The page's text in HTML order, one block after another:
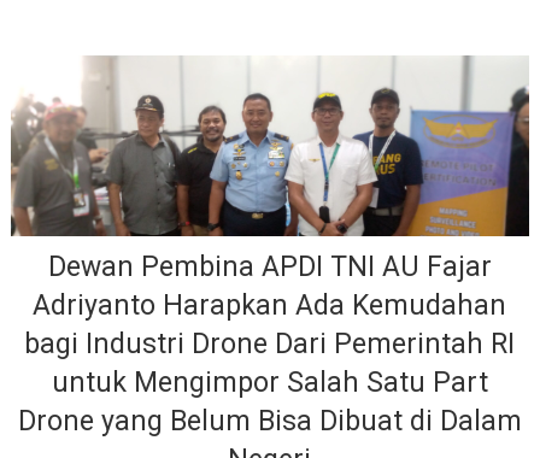
Dewan Pembina APDI TNI AU Fajar
Adriyanto Harapkan Ada Kemudahan
bagi Industri Drone Dari Pemerintah RI
untuk Mengimpor Salah Satu Part
Drone yang Belum Bisa Dibuat di Dalam